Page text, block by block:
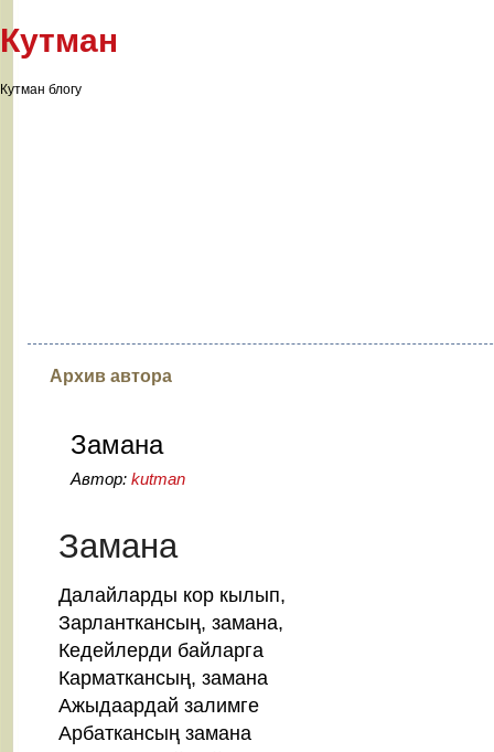
Кутман
Кутман блогу
Архив автора
Замана
Автор: kutman
Замана
Далайларды кор кылып,
Зарланткансың, замана,
Кедейлерди байларга
Карматкансың, замана
Ажыдаардай залимге
Арбаткансың замана